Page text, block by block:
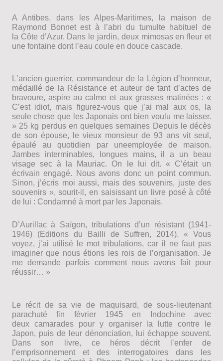
A Antibes, dans les Alpes-Maritimes, la maison de
Raymond Bonnet est à lʼabri du tumulte habituel de
la Côte dʼAzur. Dans le jardin, deux mimosas en fleur et
une fontaine dont lʼeau coule en douce cascade.
Lʼancien guerrier, commandeur de la Légion dʼhonneur,
médaillé de la Résistance et auteur de tant dʼactes de
bravoure, aspire au calme et aux grasses matinées : «
Cʼest idiot, mais figurez-vous que jʼai mal aux os, la
seule chose que les Japonais ont bien voulu me laisser.
» 25 kg perdus en quelques semaines Depuis le décès
de son épouse, le vieux monsieur de 93 ans vit seul,
épaulé au quotidien par uneemployée de maison.
Jambes interminables, longues mains, il a un beau
visage sec à la Mauriac. On le lui dit. « Cʼétait un
écrivain engagé. Nous avons donc un point commun.
Sinon, jʼécris moi aussi, mais des souvenirs, juste des
souvenirs », sourit-il, en saisissant un livre posé à côté
de lui : Condamné à mort par les Japonais.
DʼAurillac à Saïgon, tribulations dʼun résistant (1941-
1946) (Editions du Bailli de Suffren, 2014). « Vous
voyez, jʼai utilisé le mot tribulations, car il ne faut pas
imaginer que nous étions les rois de lʼorganisation. Je
me demande parfois comment nous avons fait pour
réussir… »
Le récit de sa vie de maquisard, de sous-lieutenant
parachuté fin février 1945 en Indochine avec
deux camarades pour y organiser la lutte contre le
Japon, puis de leur dénonciation, lui échappe souvent.
Dans son livre, ce héros décrit lʼenfer de
lʼemprisonnement et des interrogatoires dans les